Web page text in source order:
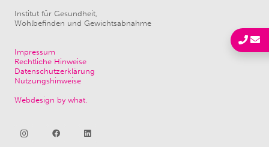
Institut für Gesundheit,
Wohlbefinden und Gewichtsabnahme
Impressum
Rechtliche Hinweise
Datenschutzerklärung
Nutzungshinweise
Webdesign by what.